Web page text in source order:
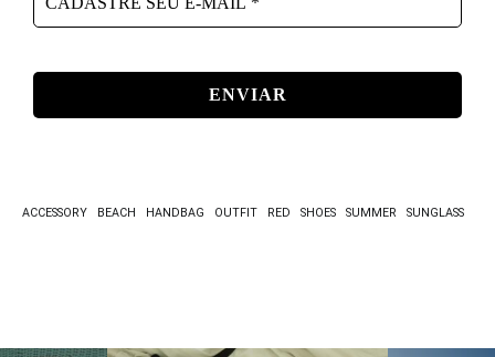
SEU
*
ACCESSORY BEACH HANDBAG OUTFIT RED SHOES SUMMER SUNGLASS